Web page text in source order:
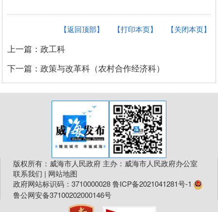
【关闭本页】
【打印本页】
【返回顶部】
上一篇：政工科
下一篇：政策与改革科（农村合作经济科）
版权所有：威海市人民政府 主办：威海市人民政府办公室
联系我们 | 网站地图
政府网站标识码：3710000028鲁ICP备2021041281号-1
鲁公网安备37100202000146号